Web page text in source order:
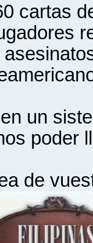
cartas
un
poder
de